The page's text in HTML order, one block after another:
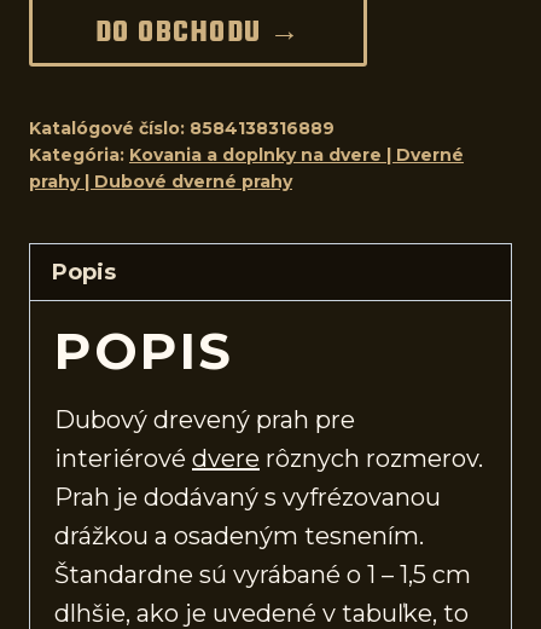
DO OBCHODU →
Katalógové číslo: 8584138316889
Kategória: Kovania a doplnky na dvere | Dverné
prahy | Dubové dverné prahy
Popis
POPIS
Dubový drevený prah pre
interiérové dvere rôznych rozmerov.
Prah je dodávaný s vyfrézovanou
drážkou a osadeným tesnením.
Štandardne sú vyrábané o 1 – 1,5 cm
dlhšie, ako je uvedené v tabuľke, to